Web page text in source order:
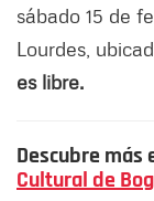
sábado 15 de
Lourdes,
es libre.
Descubre más
Cultural de